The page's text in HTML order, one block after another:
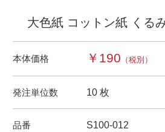
大色紙 コットン紙 くる
本体価格 ￥190 （税別）
発注単位数 10 枚
品番 S100-012